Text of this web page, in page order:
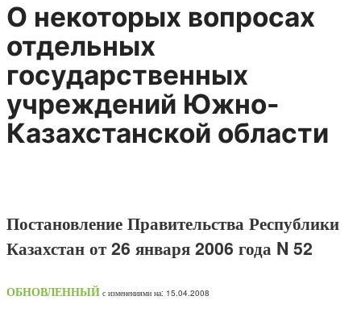
О некоторых вопросах
отдельных
государственных
учреждений Южно-
Казахстанской области
Постановление Правительства Республики
Казахстан от 26 января 2006 года N 52
ОБНОВЛЕННЫЙ с изменениями на: 15.04.2008